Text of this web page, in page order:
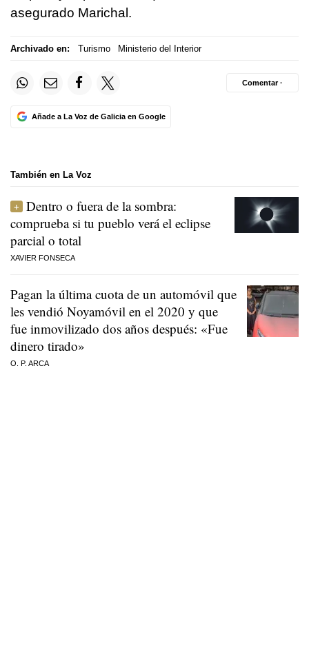
asegurado Marichal.
Archivado en: Turismo Ministerio del Interior
Añade a La Voz de Galicia en Google
Comentar ·
También en La Voz
Dentro o fuera de la sombra:
comprueba si tu pueblo verá el eclipse
parcial o total
XAVIER FONSECA
Pagan la última cuota de un automóvil que
les vendió Noyamóvil en el 2020 y que
fue inmovilizado dos años después: «Fue
dinero tirado»
O. P. ARCA